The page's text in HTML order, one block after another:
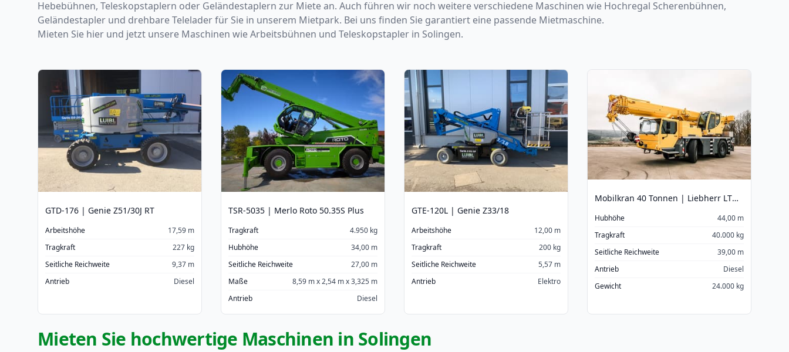
Hebebühnen, Teleskopstaplern oder Geländestaplern zur Miete an. Auch führen wir noch weitere verschiedene Maschinen wie Hochregal Scherenbühnen,
Geländestapler und drehbare Telelader für Sie in unserem Mietpark. Bei uns finden Sie garantiert eine passende Mietmaschine.
Mieten Sie hier und jetzt unsere Maschinen wie Arbeitsbühnen und Teleskopstapler in Solingen.
GTD-176 | Genie Z51/30J RT
Arbeitshöhe
17,59 m
Tragkraft
227 kg
Seitliche Reichweite
9,37 m
Antrieb
Diesel
TSR-5035 | Merlo Roto 50.35S Plus
Tragkraft
4.950 kg
Hubhöhe
34,00 m
Seitliche Reichweite
27,00 m
Maße
8,59 m x 2,54 m x 3,325 m
Antrieb
Diesel
GTE-120L | Genie Z33/18
Arbeitshöhe
12,00 m
Tragkraft
200 kg
Seitliche Reichweite
5,57 m
Antrieb
Elektro
Mobilkran 40 Tonnen | Liebherr LTM 1040 2.1
Hubhöhe
44,00 m
Tragkraft
40.000 kg
Seitliche Reichweite
39,00 m
Antrieb
Diesel
Gewicht
24.000 kg
Mieten Sie hochwertige Maschinen in Solingen